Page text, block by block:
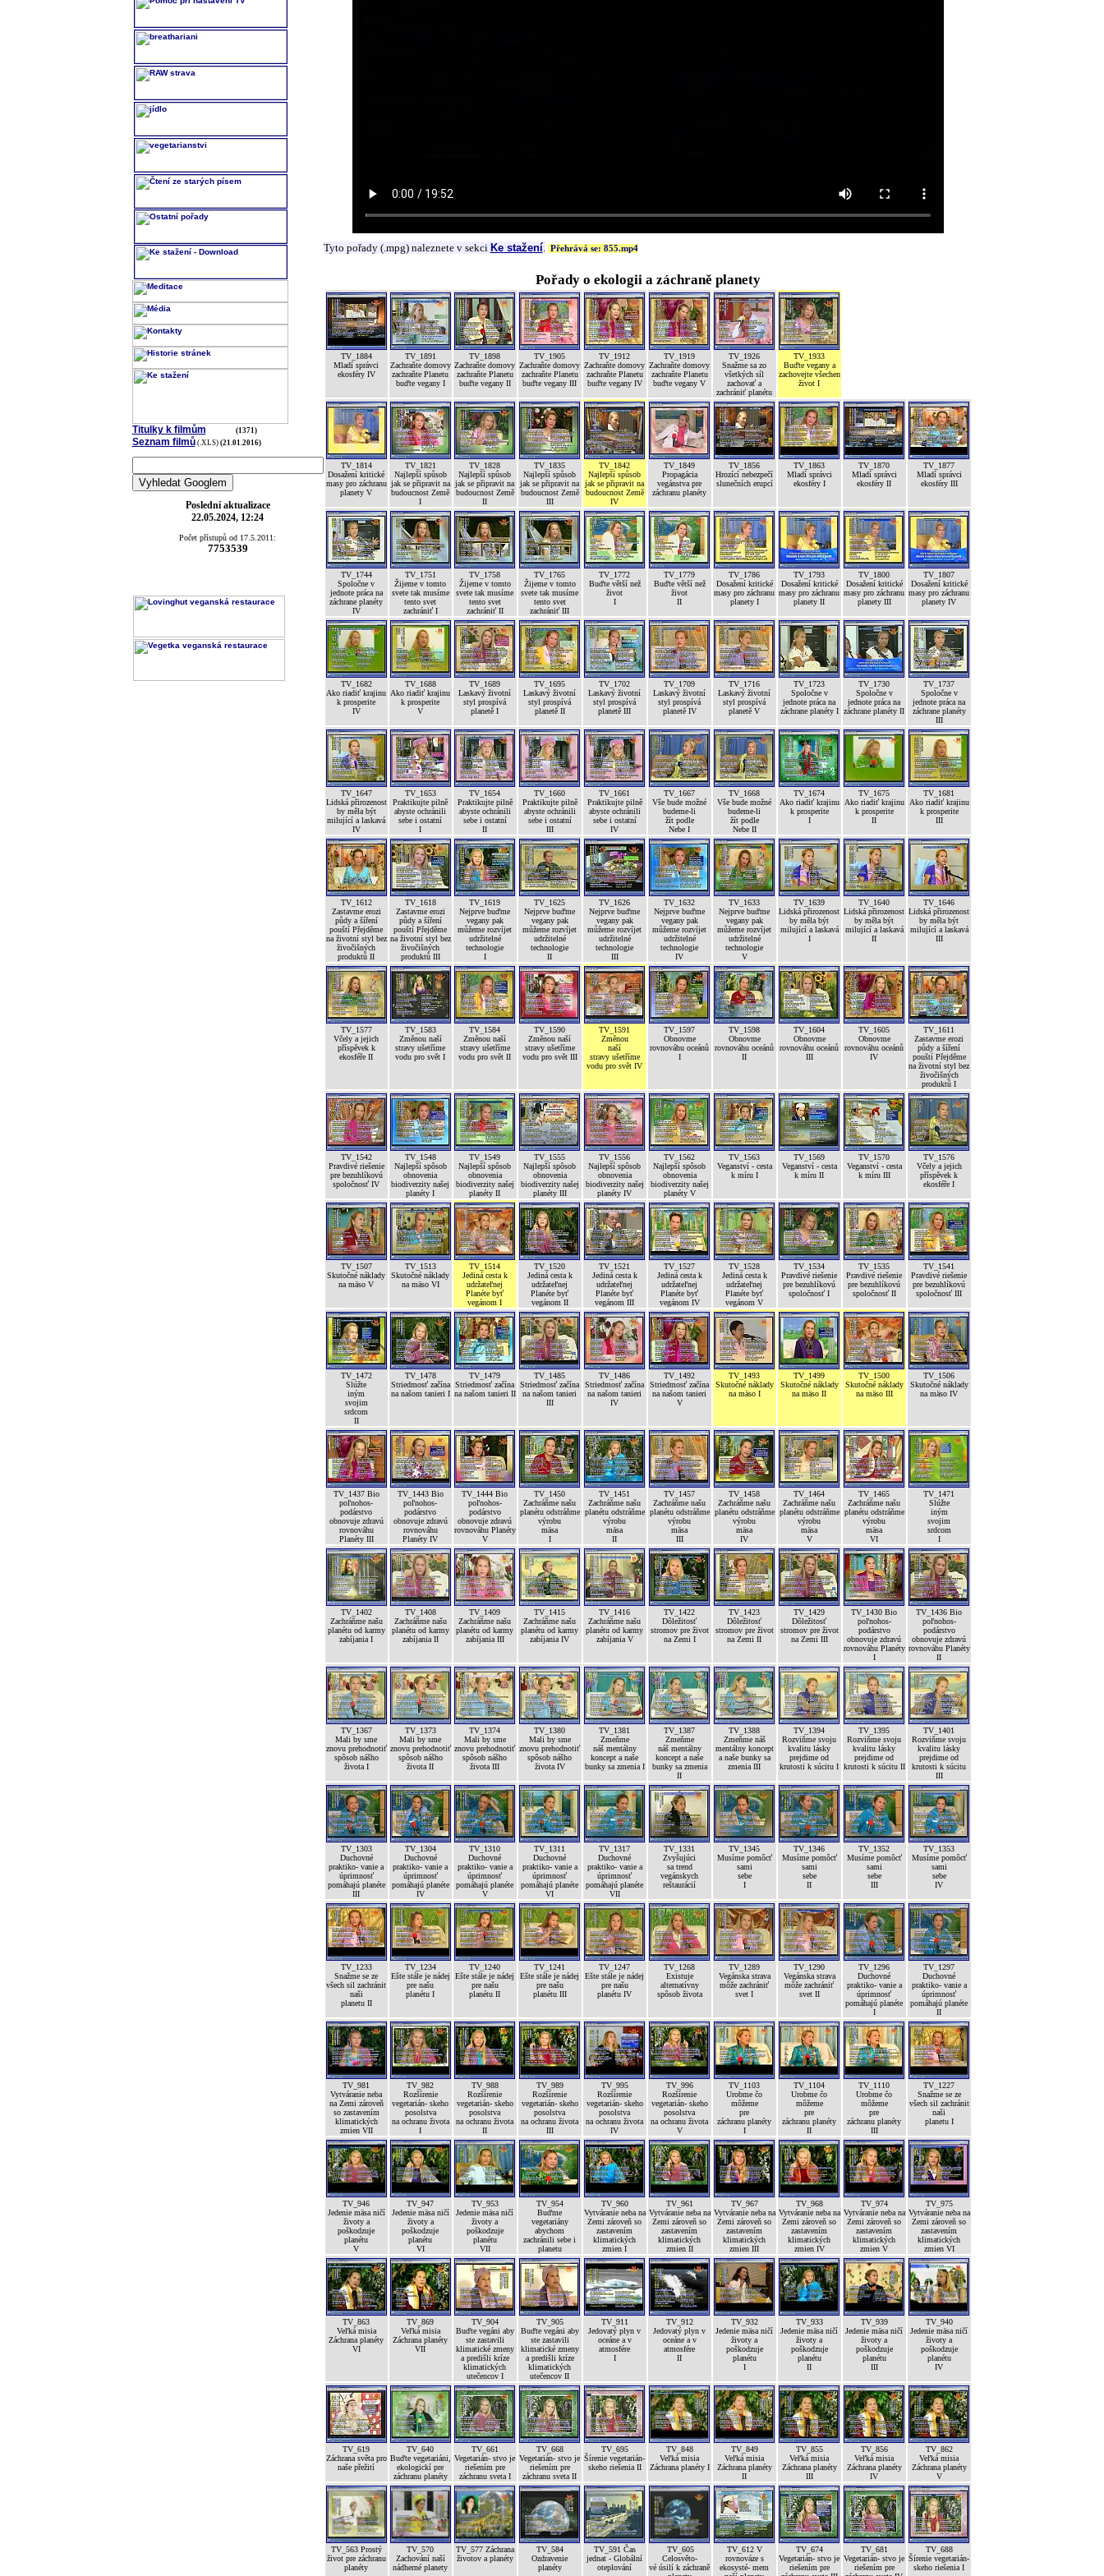
Titulky k filmům (1371)
Seznam filmů (.XLS) (21.01.2016)
Poslední aktualizace
22.05.2024, 12:24
Počet přístupů od 17.5.2011:
7753539
Tyto pořady (.mpg) naleznete v sekci Ke stažení. Přehrává se: 855.mp4
Pořady o ekologii a záchraně planety
TV_1884
Mladí správci
ekosféry IV
TV_1891
Zachraňte domovy
zachraňte Planetu
buďte vegany I
TV_1898
Zachraňte domovy
zachraňte Planetu
buďte vegany II
TV_1905
Zachraňte domovy
zachraňte Planetu
buďte vegany III
TV_1912
Zachraňte domovy
zachraňte Planetu
buďte vegany IV
TV_1919
Zachraňte domovy
zachraňte Planetu
buďte vegany V
TV_1926
Snažme sa zo
všetkých síl
zachovať a
zachrániť planétu
TV_1933
Buďte vegany a
zachovejte všechen
život I
TV_1814
Dosažení kritické
masy pro záchranu
planety V
TV_1821
Najlepší spůsob
jak se připravit na
budoucnost Země
I
TV_1828
Najlepší spůsob
jak se připravit na
budoucnost Země
II
TV_1835
Najlepší spůsob
jak se připravit na
budoucnost Země
III
TV_1842
Najlepší spůsob
jak se připravit na
budoucnost Země
IV
TV_1849
Propagácia
vegánstva pre
záchranu planéty
TV_1856
Hrozící nebezpečí
slunečních erupcí
TV_1863
Mladí správci
ekosféry I
TV_1870
Mladí správci
ekosféry II
TV_1877
Mladí správci
ekosféry III
TV_1744
Spoločne v
jednote práca na
záchrane planéty
IV
TV_1751
Žijeme v tomto
svete tak musíme
tento svet
zachrániť I
TV_1758
Žijeme v tomto
svete tak musíme
tento svet
zachrániť II
TV_1765
Žijeme v tomto
svete tak musíme
tento svet
zachrániť III
TV_1772
Buďte větší než
život
I
TV_1779
Buďte větší než
život
II
TV_1786
Dosažení kritické
masy pro záchranu
planety I
TV_1793
Dosažení kritické
masy pro záchranu
planety II
TV_1800
Dosažení kritické
masy pro záchranu
planety III
TV_1807
Dosažení kritické
masy pro záchranu
planety IV
TV_1682
Ako riadiť krajinu
k prosperite
IV
TV_1688
Ako riadiť krajinu
k prosperite
V
TV_1689
Laskavý životní
styl prospívá
planetě I
TV_1695
Laskavý životní
styl prospívá
planetě II
TV_1702
Laskavý životní
styl prospívá
planetě III
TV_1709
Laskavý životní
styl prospívá
planetě IV
TV_1716
Laskavý životní
styl prospívá
planetě V
TV_1723
Spoločne v
jednote práca na
záchrane planéty I
TV_1730
Spoločne v
jednote práca na
záchrane planéty II
TV_1737
Spoločne v
jednote práca na
záchrane planéty
III
TV_1647
Lidská přirozenost
by měla být
milující a laskavá
IV
TV_1653
Praktikujte pilně
abyste ochránili
sebe i ostatní
I
TV_1654
Praktikujte pilně
abyste ochránili
sebe i ostatní
II
TV_1660
Praktikujte pilně
abyste ochránili
sebe i ostatní
III
TV_1661
Praktikujte pilně
abyste ochránili
sebe i ostatní
IV
TV_1667
Vše bude možné
budeme-li
žít podle
Nebe I
TV_1668
Vše bude možné
budeme-li
žít podle
Nebe II
TV_1674
Ako riadiť krajinu
k prosperite
I
TV_1675
Ako riadiť krajinu
k prosperite
II
TV_1681
Ako riadiť krajinu
k prosperite
III
TV_1612
Zastavme erozi
půdy a šíření
pouští Přejděme
na životní styl bez
živočišných
produktů II
TV_1618
Zastavme erozi
půdy a šíření
pouští Přejděme
na životní styl bez
živočišných
produktů III
TV_1619
Nejprve buďme
vegany pak
můžeme rozvíjet
udržitelné
technologie
I
TV_1625
Nejprve buďme
vegany pak
můžeme rozvíjet
udržitelné
technologie
II
TV_1626
Nejprve buďme
vegany pak
můžeme rozvíjet
udržitelné
technologie
III
TV_1632
Nejprve buďme
vegany pak
můžeme rozvíjet
udržitelné
technologie
IV
TV_1633
Nejprve buďme
vegany pak
můžeme rozvíjet
udržitelné
technologie
V
TV_1639
Lidská přirozenost
by měla být
milující a laskavá
I
TV_1640
Lidská přirozenost
by měla být
milující a laskavá
II
TV_1646
Lidská přirozenost
by měla být
milující a laskavá
III
TV_1577
Včely a jejich
příspěvek k
ekosféře II
TV_1583
Změnou naší
stravy ušetříme
vodu pro svět I
TV_1584
Změnou naší
stravy ušetříme
vodu pro svět II
TV_1590
Změnou naší
stravy ušetříme
vodu pro svět III
TV_1591
Změnou
naší
stravy ušetříme
vodu pro svět IV
TV_1597
Obnovme
rovnováhu oceánů
I
TV_1598
Obnovme
rovnováhu oceánů
II
TV_1604
Obnovme
rovnováhu oceánů
III
TV_1605
Obnovme
rovnováhu oceánů
IV
TV_1611
Zastavme erozi
půdy a šíření
pouští Přejděme
na životní styl bez
živočišných
produktů I
TV_1542
Pravdivé riešenie
pre bezuhlíkovú
spoločnosť IV
TV_1548
Najlepší spôsob
obnovenia
biodiverzity našej
planéty I
TV_1549
Najlepší spôsob
obnovenia
biodiverzity našej
planéty II
TV_1555
Najlepší spôsob
obnovenia
biodiverzity našej
planéty III
TV_1556
Najlepší spôsob
obnovenia
biodiverzity našej
planéty IV
TV_1562
Najlepší spôsob
obnovenia
biodiverzity našej
planéty V
TV_1563
Veganství - cesta
k míru I
TV_1569
Veganství - cesta
k míru II
TV_1570
Veganství - cesta
k míru III
TV_1576
Včely a jejich
příspěvek k
ekosféře I
TV_1507
Skutočné náklady
na mäso V
TV_1513
Skutočné náklady
na mäso VI
TV_1514
Jediná cesta k
udržateľnej
Planéte byť
vegánom I
TV_1520
Jediná cesta k
udržateľnej
Planéte byť
vegánom II
TV_1521
Jediná cesta k
udržateľnej
Planéte byť
vegánom III
TV_1527
Jediná cesta k
udržateľnej
Planéte byť
vegánom IV
TV_1528
Jediná cesta k
udržateľnej
Planéte byť
vegánom V
TV_1534
Pravdivé riešenie
pre bezuhlíkovú
spoločnosť I
TV_1535
Pravdivé riešenie
pre bezuhlíkovú
spoločnosť II
TV_1541
Pravdivé riešenie
pre bezuhlíkovú
spoločnosť III
TV_1472
Slúžte
iným
svojim
srdcom
II
TV_1478
Striedmosť začína
na našom tanieri I
TV_1479
Striedmosť začína
na našom tanieri II
TV_1485
Striedmosť začína
na našom tanieri
III
TV_1486
Striedmosť začína
na našom tanieri
IV
TV_1492
Striedmosť začína
na našom tanieri
V
TV_1493
Skutočné náklady
na mäso I
TV_1499
Skutočné náklady
na mäso II
TV_1500
Skutočné náklady
na mäso III
TV_1506
Skutočné náklady
na mäso IV
TV_1437 Bio
poľnohos-
podárstvo
obnovuje zdravú
rovnováhu
Planéty III
TV_1443 Bio
poľnohos-
podárstvo
obnovuje zdravú
rovnováhu
Planéty IV
TV_1444 Bio
poľnohos-
podárstvo
obnovuje zdravú
rovnováhu Planéty
V
TV_1450
Zachráňme našu
planétu odstráňme
výrobu
mäsa
I
TV_1451
Zachráňme našu
planétu odstráňme
výrobu
mäsa
II
TV_1457
Zachráňme našu
planétu odstráňme
výrobu
mäsa
III
TV_1458
Zachráňme našu
planétu odstráňme
výrobu
mäsa
IV
TV_1464
Zachráňme našu
planétu odstráňme
výrobu
mäsa
V
TV_1465
Zachráňme našu
planétu odstráňme
výrobu
mäsa
VI
TV_1471
Slúžte
iným
svojim
srdcom
I
TV_1402
Zachráňme našu
planétu od karmy
zabíjania I
TV_1408
Zachráňme našu
planétu od karmy
zabíjania II
TV_1409
Zachráňme našu
planétu od karmy
zabíjania III
TV_1415
Zachráňme našu
planétu od karmy
zabíjania IV
TV_1416
Zachráňme našu
planétu od karmy
zabíjania V
TV_1422
Dôležitosť
stromov pre život
na Zemi I
TV_1423
Dôležitosť
stromov pre život
na Zemi II
TV_1429
Dôležitosť
stromov pre život
na Zemi III
TV_1430 Bio
poľnohos-
podárstvo
obnovuje zdravú
rovnováhu Planéty
I
TV_1436 Bio
poľnohos-
podárstvo
obnovuje zdravú
rovnováhu Planéty
II
TV_1367
Mali by sme
znovu prehodnotiť
spôsob nášho
života I
TV_1373
Mali by sme
znovu prehodnotiť
spôsob nášho
života II
TV_1374
Mali by sme
znovu prehodnotiť
spôsob nášho
života III
TV_1380
Mali by sme
znovu prehodnotiť
spôsob nášho
života IV
TV_1381
Zmeňme
náš mentálny
koncept a naše
bunky sa zmenia I
TV_1387
Zmeňme
náš mentálny
koncept a naše
bunky sa zmenia
II
TV_1388
Zmeňme náš
mentálny koncept
a naše bunky sa
zmenia III
TV_1394
Rozviňme svoju
kvalitu lásky
prejdime od
krutosti k súcitu I
TV_1395
Rozviňme svoju
kvalitu lásky
prejdime od
krutosti k súcitu II
TV_1401
Rozviňme svoju
kvalitu lásky
prejdime od
krutosti k súcitu
III
TV_1303
Duchovné
praktiko- vanie a
úprimnosť
pomáhajú planéte
III
TV_1304
Duchovné
praktiko- vanie a
úprimnosť
pomáhajú planéte
IV
TV_1310
Duchovné
praktiko- vanie a
úprimnosť
pomáhajú planéte
V
TV_1311
Duchovné
praktiko- vanie a
úprimnosť
pomáhajú planéte
VI
TV_1317
Duchovné
praktiko- vanie a
úprimnosť
pomáhajú planéte
VII
TV_1331
Zvyšujúci
sa trend
vegánskych
reštaurácií
TV_1345
Musíme pomôcť
sami
sebe
I
TV_1346
Musíme pomôcť
sami
sebe
II
TV_1352
Musíme pomôcť
sami
sebe
III
TV_1353
Musíme pomôcť
sami
sebe
IV
TV_1233
Snažme se ze
všech sil zachránit
naši
planetu II
TV_1234
Ešte stále je nádej
pre našu
planétu I
TV_1240
Ešte stále je nádej
pre našu
planétu II
TV_1241
Ešte stále je nádej
pre našu
planétu III
TV_1247
Ešte stále je nádej
pre našu
planétu IV
TV_1268
Existuje
alternatívny
spôsob života
TV_1289
Vegánska strava
môže zachrániť
svet I
TV_1290
Vegánska strava
môže zachrániť
svet II
TV_1296
Duchovné
praktiko- vanie a
úprimnosť
pomáhajú planéte
I
TV_1297
Duchovné
praktiko- vanie a
úprimnosť
pomáhajú planéte
II
TV_981
Vytváranie neba
na Zemi zároveň
so zastavením
klimatických
zmien VII
TV_982
Rozšírenie
vegetarián- skeho
posolstva
na ochranu života
I
TV_988
Rozšírenie
vegetarián- skeho
posolstva
na ochranu života
II
TV_989
Rozšírenie
vegetarián- skeho
posolstva
na ochranu života
III
TV_995
Rozšírenie
vegetarián- skeho
posolstva
na ochranu života
IV
TV_996
Rozšírenie
vegetarián- skeho
posolstva
na ochranu života
V
TV_1103
Urobme čo
môžeme
pre
záchranu planéty
I
TV_1104
Urobme čo
môžeme
pre
záchranu planéty
II
TV_1110
Urobme čo
môžeme
pre
záchranu planéty
III
TV_1227
Snažme se ze
všech sil zachránit
naši
planetu I
TV_946
Jedenie mäsa ničí
životy a
poškodzuje
planétu
V
TV_947
Jedenie mäsa ničí
životy a
poškodzuje
planétu
VI
TV_953
Jedenie mäsa ničí
životy a
poškodzuje
planétu
VII
TV_954
Buďme
vegetariány
abychom
zachránili sebe i
planetu
TV_960
Vytváranie neba na
Zemi zároveň so
zastavením
klimatických
zmien I
TV_961
Vytváranie neba na
Zemi zároveň so
zastavením
klimatických
zmien II
TV_967
Vytváranie neba na
Zemi zároveň so
zastavením
klimatických
zmien III
TV_968
Vytváranie neba na
Zemi zároveň so
zastavením
klimatických
zmien IV
TV_974
Vytváranie neba na
Zemi zároveň so
zastavením
klimatických
zmien V
TV_975
Vytváranie neba na
Zemi zároveň so
zastavením
klimatických
zmien VI
TV_863
Veľká misia
Záchrana planéty
VI
TV_869
Veľká misia
Záchrana planéty
VII
TV_904
Buďte vegáni aby
ste zastavili
klimatické zmeny
a predišli kríze
klimatických
utečencov I
TV_905
Buďte vegáni aby
ste zastavili
klimatické zmeny
a predišli kríze
klimatických
utečencov II
TV_911
Jedovatý plyn v
oceáne a v
atmosfére
I
TV_912
Jedovatý plyn v
oceáne a v
atmosfére
II
TV_932
Jedenie mäsa ničí
životy a
poškodzuje
planétu
I
TV_933
Jedenie mäsa ničí
životy a
poškodzuje
planétu
II
TV_939
Jedenie mäsa ničí
životy a
poškodzuje
planétu
III
TV_940
Jedenie mäsa ničí
životy a
poškodzuje
planétu
IV
TV_619
Záchrana světa pro
naše přežití
TV_640
Buďte vegetariáni,
ekologickí pre
záchranu planéty
TV_661
Vegetarián- stvo je
riešením pre
záchranu sveta I
TV_668
Vegetarián- stvo je
riešením pre
záchranu sveta II
TV_695
Šírenie vegetarián-
skeho riešenia II
TV_848
Veľká misia
Záchrana planéty I
TV_849
Veľká misia
Záchrana planéty
II
TV_855
Veľká misia
Záchrana planéty
III
TV_856
Veľká misia
Záchrana planéty
IV
TV_862
Veľká misia
Záchrana planéty
V
TV_563 Prostý
život pre záchranu
planéty
TV_570
Zachování naší
nádherné planety
TV_577 Záchrana
životov a planéty
TV_584
Ozdravenie
planéty
TV_591 Čas
jednat - Globální
oteplování
TV_605
Celosvěto-
vé úsilí k záchraně
TV_612 V
rovnováze s
ekosysté- mem
TV_674
Vegetarián- stvo je
riešením pre
TV_681
Vegetarián- stvo je
riešením pre
TV_688
Šírenie vegetarián-
skeho riešenia I